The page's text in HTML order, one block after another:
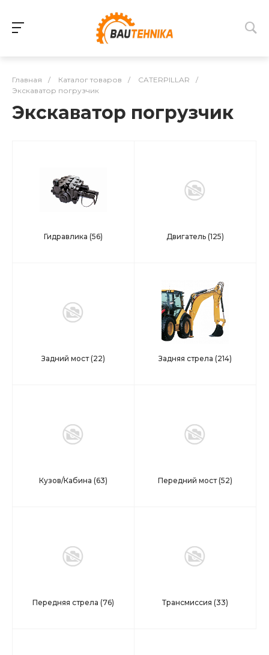
Главная / Каталог товаров / CATERPILLAR
/
Экскаватор погрузчик
Экскаватор погрузчик
Гидравлика (56) Двигатель (125)
Задний мост(22) Задняя стрела (214)
Кузов/Кабина (63) Передний мост(52)
Передняя стрела (76) Трансмиссия (33)